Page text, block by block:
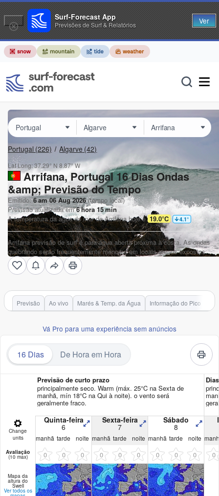
Portugal (226) Algarve (42)
Lat Long:37.29° N 8.87° W
Arrifana, Portugal 16 Dias Ondas
&amp; Previsão do Tempo
Emitido:6 am 06 Aug 2026(tempo local)
Previsão atualizada em6hora 15min
A temperatura da água do mar deArrifanahoje é 19.0°C 4.1°
Arrifana previsão de surf é para água aberta próxima à costa. As ondas
quebrando serão frequentemente menores em locais menos expostos.
Previsão Ao vivo Marés & Temp. da Água Informação do Pico
Vá Pro para uma experiência sem anúncios
16 Dias De Hora em Hora
Previsão de curto prazo
principalmente seco. Warm (máx. 25°C na Sexta de
manhã, mín 18°C na Qui à noite). o vento será
geralmente fraco.
Change
units
Quinta-feira
6
Sexta-feira
7
Sábado
8
manhã tarde noite manhã tarde noite manhã tarde noite
Avaliação
(10 max) 0 0 0 0 0 0 0 0 0 0
Mapa da
altura do
Swell
Ver todos os
Surf-Forecast App
Previsões de Surf & Relatórios Ver